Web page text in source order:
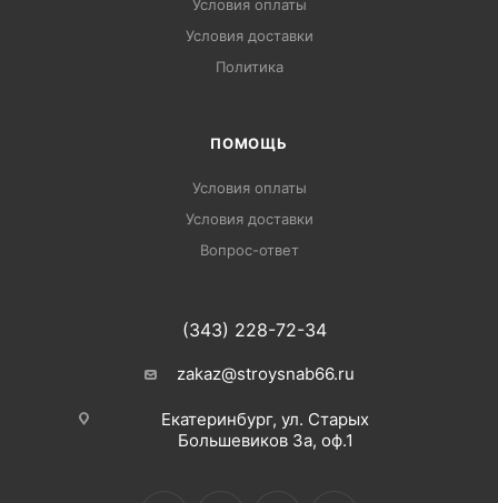
Условия оплаты
Условия доставки
Политика
ПОМОЩЬ
Условия оплаты
Условия доставки
Вопрос-ответ
(343) 228-72-34
zakaz@stroysnab66.ru
Екатеринбург, ул. Старых
Большевиков 3а, оф.1